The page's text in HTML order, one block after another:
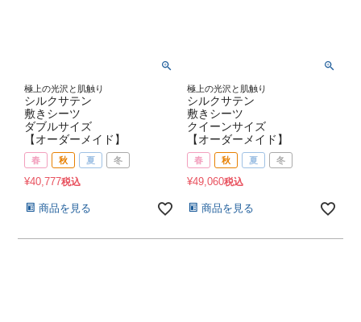
極上の光沢と肌触り
シルクサテン
敷きシーツ
ダブルサイズ
【オーダーメイド】
春 秋 夏 冬
¥40,777税込
商品を見る
極上の光沢と肌触り
シルクサテン
敷きシーツ
クイーンサイズ
【オーダーメイド】
春 秋 夏 冬
¥49,060税込
商品を見る